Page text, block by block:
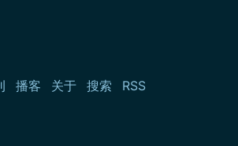
播客 关于 搜索 RSS